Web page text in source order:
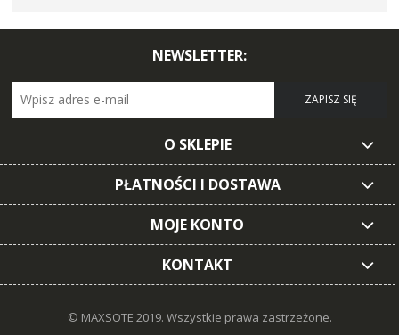
NEWSLETTER:
ZAPISZ SIĘ
O SKLEPIE
PŁATNOŚCI I DOSTAWA
MOJE KONTO
KONTAKT
© MAXSOTE 2019. Wszystkie prawa zastrzeżone.